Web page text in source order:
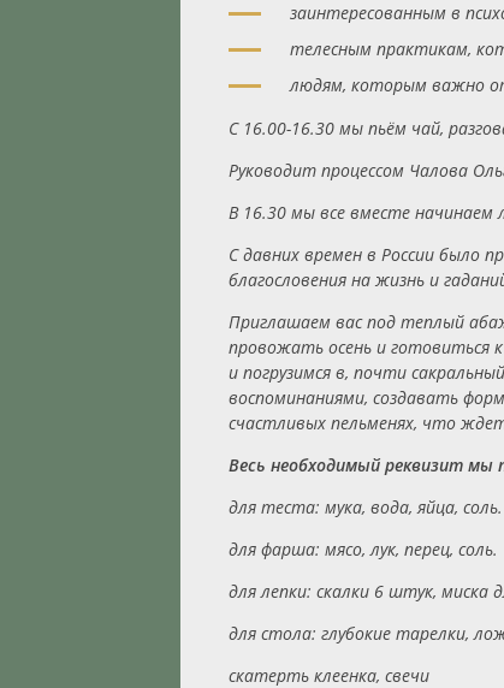
заинтересованным в
телесным практикам,
людям, которым важно
С 16.00-16.30 мы пьём чай,
Руководит процессом Чалова
В 16.30 мы все вместе
С давних времен в России было
благословения на жизнь и
Приглашаем вас под теплый
провожать осень и готовиться
и погрузимся в, почти
воспоминаниями, создавать
счастливых пельменях, что
Весь необходимый реквизит мы
для теста: мука, вода, яйца, соль.
для фарша: мясо, лук, перец, соль.
для лепки: скалки 6 штук, миска
для стола: глубокие тарелки,
скатерть клеенка, свечи